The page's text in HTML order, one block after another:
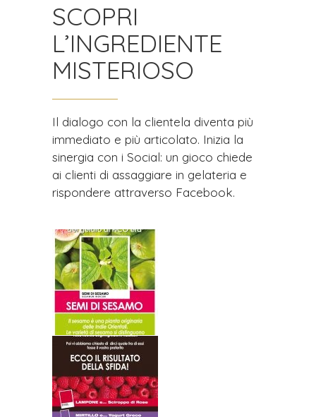
SCOPRI
L’INGREDIENTE
MISTERIOSO
Il dialogo con la clientela diventa più
immediato e più articolato. Inizia la
sinergia con i Social: un gioco chiede
ai clienti di assaggiare in gelateria e
rispondere attraverso Facebook.